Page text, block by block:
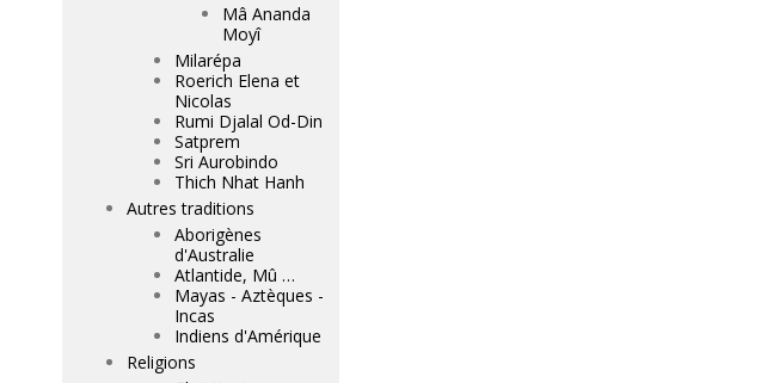
Mâ Ananda
Moyî
Milarépa
Roerich Elena et
Nicolas
Rumi Djalal Od-Din
Satprem
Sri Aurobindo
Thich Nhat Hanh
Autres traditions
Aborigènes
d'Australie
Atlantide, Mû …
Mayas - Aztèques -
Incas
Indiens d'Amérique
Religions